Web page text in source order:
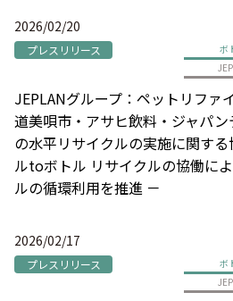
2026/02/20
プレスリリース ボ
JEPLANグループ：ペットリファ
道美唄市・アサヒ飲料・ジャパ
の水平リサイクルの実施に関す
ルtoボトル リサイクルの協働に
ルの循環利用を推進 －
2026/02/17
プレスリリース ボ